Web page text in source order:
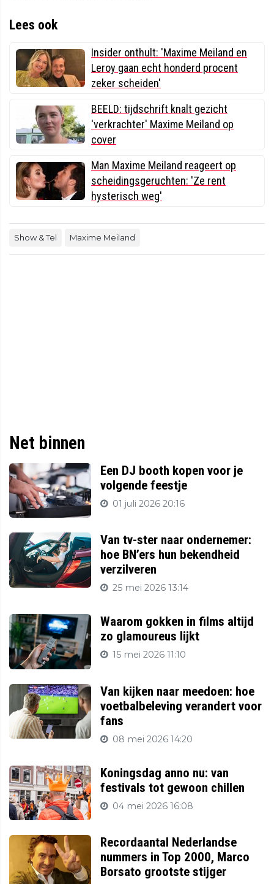
Lees ook
Insider onthult: 'Maxime Meiland en
Leroy gaan echt honderd procent
zeker scheiden'
BEELD: tijdschrift knalt gezicht
'verkrachter' Maxime Meiland op
cover
Man Maxime Meiland reageert op
scheidingsgeruchten: 'Ze rent
hysterisch weg'
Show & Tel Maxime Meiland
Net binnen
Een DJ booth kopen voor je
volgende feestje
01 juli 2026 20:16
Van tv-ster naar ondernemer:
hoe BN’ers hun bekendheid
verzilveren
25 mei 2026 13:14
Waarom gokken in films altijd
zo glamoureus lijkt
15 mei 2026 11:10
Van kijken naar meedoen: hoe
voetbalbeleving verandert voor
fans
08 mei 2026 14:20
Koningsdag anno nu: van
festivals tot gewoon chillen
04 mei 2026 16:08
Recordaantal Nederlandse
nummers in Top 2000, Marco
Borsato grootste stijger